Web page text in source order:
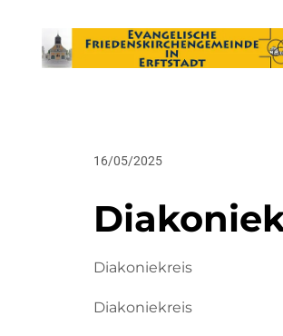
16/05/2025
Diakoniekreis
Diakoniekreis